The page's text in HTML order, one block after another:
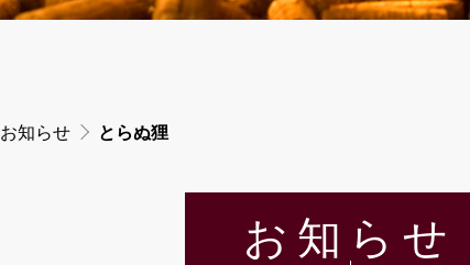
お知らせ とらぬ狸
お知らせ